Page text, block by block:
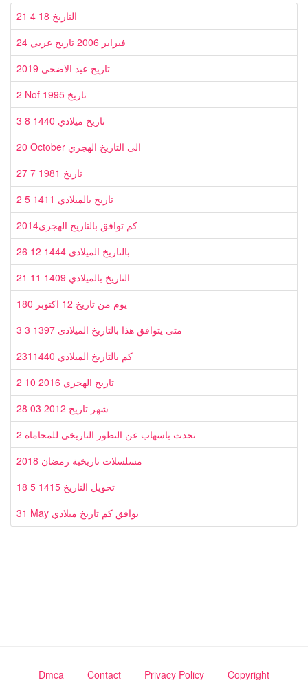
21 4 18 التاريخ
24 فبراير 2006 تاريخ عربي
2019 تاريخ عيد الاضحى
2 Nof 1995 تاريخ
3 8 1440 تاريخ ميلادي
20 October الى التاريخ الهجري
27 7 1981 تاريخ
2 5 1411 تاريخ بالميلادي
2014كم توافق بالتاريخ الهجري
26 12 1444 بالتاريخ الميلادي
21 11 1409 التاريخ بالميلادي
180 يوم من تاريخ 12 اكتوبر
3 3 1397 متى يتوافق هذا بالتاريخ الميلادى
2311440 كم بالتاريخ الميلادي
2 10 2016 تاريخ الهجري
28 03 2012 شهر تاريخ
2 تحدث باسهاب عن التطور التاريخي للمحاماة
2018 مسلسلات تاريخية رمضان
18 5 1415 تحويل التاريخ
31 May يوافق كم تاريخ ميلادي
Dmca Contact Privacy Policy Copyright